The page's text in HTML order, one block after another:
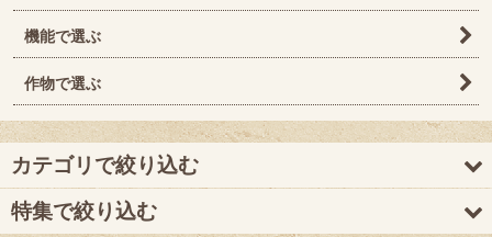
機能で選ぶ
作物で選ぶ
カテゴリで絞り込む
特集で絞り込む